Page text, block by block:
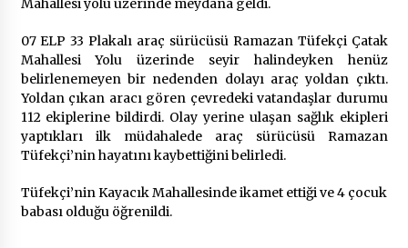
FETHİYE BELEDİYESİ HAZİRAN AYI MECLİS
TOPLANTISI GERÇEKLEŞTİRİLDİ
2 ay ago
HAYIRSEVER DİNÇER AKYALI’DAN EĞİTİME
DESTEK
2 ay ago
Mobil Tekerlekli Sandalye Tamir Aracı Engelsiz
07 ELP 33 Plakalı araç sürücüsü Ramazan Tüfekçi Çatak
Mahallesi Yolu üzerinde seyir halindeyken henüz
belirlenemeyen bir nedenden dolayı araç yoldan çıktı.
Yoldan çıkan aracı gören çevredeki vatandaşlar durumu
112 ekiplerine bildirdi. Olay yerine ulaşan sağlık ekipleri
yaptıkları ilk müdahalede araç sürücüsü Ramazan
Tüfekçi’nin hayatını kaybettiğini belirledi.
Tüfekçi’nin Kayacık Mahallesinde ikamet ettiği ve 4 çocuk
babası olduğu öğrenildi.